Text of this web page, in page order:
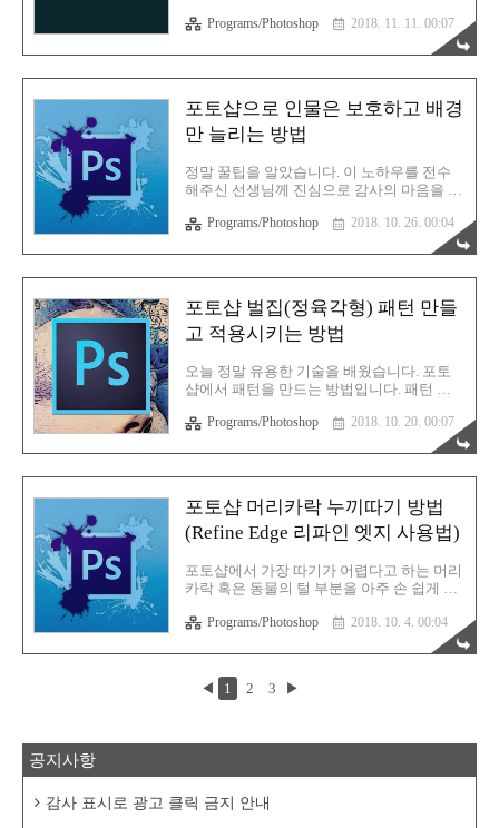
은 더 어둡게, 밝은 부분은 더 밝게 만듭니다.
는 사용이 간편하게 되어 있는 편 입니다. 클
리핑 마스크는 어떤 오브젝트의 형태 위에서
입니다. 말로는 설명이 어려우니까 직접 한
번 보시겠습니다. 먼저 새 이미지를 만듭니
다. 저는 A4 사이즈로 만들었습니다. 그리고
이미지를 하나 아무거나 불러옵니다. 저는
주 사용합니다. 그리고 원하는만큼 이미지를
키워줍니다. 보통 클리핑 마스크를 사용함에
다. 이번에는 모서리가 둥근 Rounded
Rectangle Tool 을 사용해서 진행하겠습니다.
해당 툴을 선택해 주세..
Programs/Photoshop 2018. 11. 11. 00:07
포토샵으로 인물은 보호하고 배경
만 늘리는 방법
정말 꿀팁을 알았습니다. 이 노하우를 전수
해주신 선생님께 진심으로 감사의 마음을 전
꼭 기억하고 유용하게 사용하겠습니다. 그리
고 이 노하우를 여러분들께도 공유하겠습니
으시고, 가로 혹은 세로 사이즈를 늘릴 때 사
용합니다. 줄이는건 문제가 안 됩니다. 왜냐
하면 그냥 자르면 되니까요. 늘릴때가 문제
입니다. 아시다시피 비트맵 이미지들은 픽셀
키우면 픽셀 또한 억지로 늘어난만큼 생성되
어 화면이 깨진다는 표현의 현상이 일어납니
다. 바로 실전으로 들어가겠습니다. 먼저 늘
리고자 하는 사진을 아무거나 불러옵니다.
그리고 퀵 셀렉션 선택툴을 눌러주세요. 아..
Programs/Photoshop 2018. 10. 26. 00:04
포토샵 벌집(정육각형) 패턴 만들
고 적용시키는 방법
오늘 정말 유용한 기술을 배웠습니다. 포토
샵에서 패턴을 만드는 방법입니다. 패턴 등
가지 패턴 중 가장 어려웠던게 바로 벌집 (정
육각형) 패턴을 만드는 방법이었습니다. 이
국 구글링을 통해 살짝 힌트를 엿봤는데, 생
각보다 간단했습니다. 패턴이 어디부터 어디
까지인건지를 파악해야 하는데 그게 한 눈에
잘 안 들어오네요. 아직 익숙하지 않아서 그
바로 본론으로 들어가겠습니다. 당연히 처음
해야 할 일은 새 파일을 만드는 것 입니다.
픽셀, 해상도는 72 짜리인 백그라운드를 생
View > New ..
Programs/Photoshop 2018. 10. 20. 00:07
포토샵 머리카락 누끼따기 방법
(Refine Edge 리파인 엣지 사용법)
포토샵에서 가장 따기가 어렵다고 하는 머리
카락 혹은 동물의 털 부분을 아주 손 쉽게 딸
따기라고들 많이들 말씀하십니다. 누끼라는
키워드는 일본말로, "제외한다", "빼낸다" 라
는 의미의 워딩 입니다. 따라서 누끼라는 말
보다는 우리나라 말을 많이 사용해서 바꿔야
할 것 같습니다. 거두절미하고 바로 본론으
자 하나를 불러왔습니다. 크아앙! 왼쪽의 도
다. 그리고 사자만 대략적으로 선택합니다.
Programs/Photoshop 2018. 10. 4. 00:04
◀ 1 2 3 ▶
공지사항
감사 표시로 광고 클릭 금지 안내